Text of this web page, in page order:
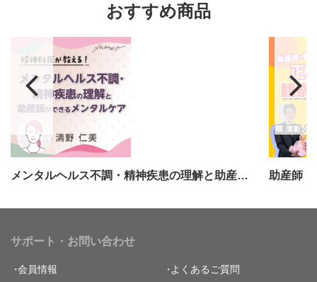
おすすめ商品
メンタルヘルス不調・精神疾患の理解と助産師ができるメンタルケア
サポート・お問い合わせ
会員情報 よくあるご質問